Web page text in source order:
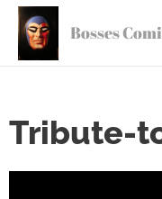
Bosses
Tribute-